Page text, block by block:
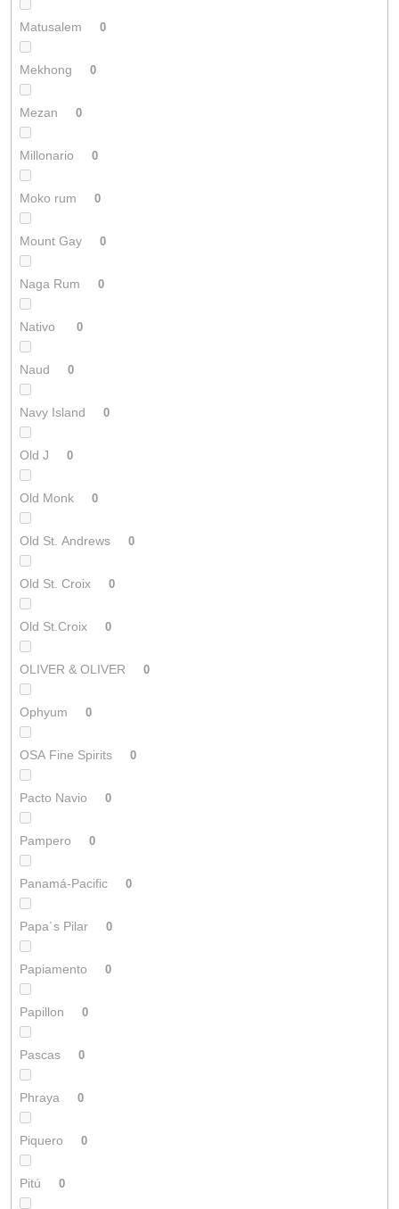
Matusalem 0
Mekhong 0
Mezan 0
Millonario 0
Moko rum 0
Mount Gay 0
Naga Rum 0
Nativo 0
Naud 0
Navy Island 0
Old J 0
Old Monk 0
Old St. Andrews 0
Old St. Croix 0
Old St.Croix 0
OLIVER & OLIVER 0
Ophyum 0
OSA Fine Spirits 0
Pacto Navio 0
Pampero 0
Panamá-Pacific 0
Papa´s Pilar 0
Papiamento 0
Papillon 0
Pascas 0
Phraya 0
Piquero 0
Pitú 0